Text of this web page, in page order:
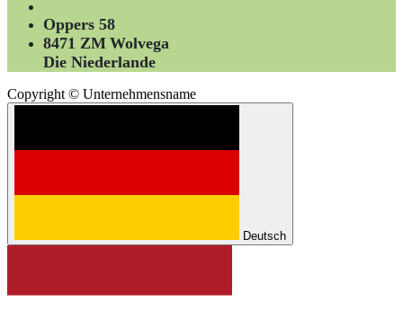
Oppers 58
8471 ZM Wolvega
Die Niederlande
Copyright © Unternehmensname
Deutsch